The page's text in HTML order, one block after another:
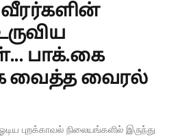
பாக்.கை
வைத்த வைரல்
புறக்காவல் நிலையங்களில் இருந்து